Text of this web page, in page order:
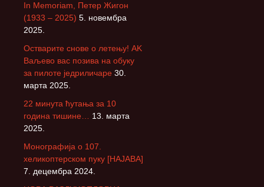
In Memoriam, Петер Жигон
(1933 – 2025) 5. новембра
2025.
Остварите снове о летењу! АK
Ваљево вас позива на обуку
за пилоте једриличаре 30.
марта 2025.
22 минута ћутања за 10
година тишине… 13. марта
2025.
Монографија о 107.
хеликоптерском пуку [НАЈАВА]
7. децембра 2024.